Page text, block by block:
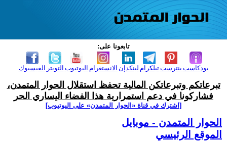
تابعونا على:
الفيسبوك التويتر اليوتيوب الانستغرام لينكدإن تيلكرامبنترست بودكاست
تبرعاتكم وتبرعاتكن المالية تحفظ استقلال الحوار المتمدن،
فشاركونا في دعم استمرارية هذا الفضاء اليساري الحر
[اشترك في قناة ‫«الحوار المتمدن» على اليوتيوب]
الحوار المتمدن - موبايل
الموقع الرئيسي